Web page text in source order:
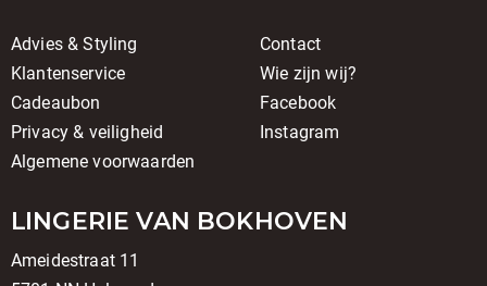
Advies & Styling
Klantenservice
Cadeaubon
Privacy & veiligheid
Algemene voorwaarden
Contact
Wie zijn wij?
Facebook
Instagram
LINGERIE VAN BOKHOVEN
Ameidestraat 11